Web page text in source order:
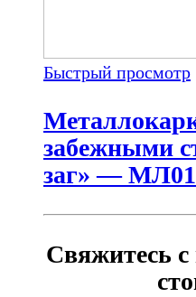
Быстрый просмотр
забежными
заг» —
Свяжитесь с